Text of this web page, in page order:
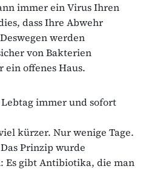
immer ein Virus Ihren
dass Ihre Abwehr
werden
von Bakterien
offenes Haus.
immer und sofort
kürzer. Nur wenige Tage.
Prinzip wurde
Es gibt Antibiotika, die man